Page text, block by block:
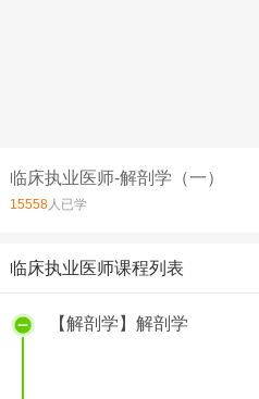
临床执业医师-解剖学（一）
15558人已学
临床执业医师课程列表
【解剖学】解剖学